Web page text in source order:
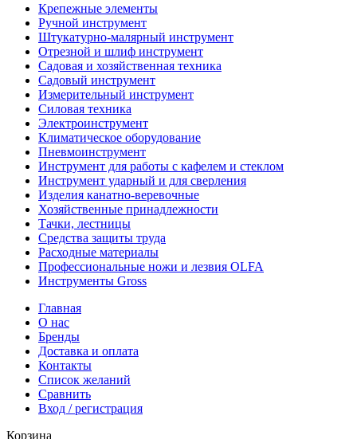
Крепежные элементы
Ручной инструмент
Штукатурно-малярный инструмент
Отрезной и шлиф инструмент
Садовая и хозяйственная техника
Садовый инструмент
Измерительный инструмент
Силовая техника
Электроинструмент
Климатическое оборудование
Пневмоинструмент
Инструмент для работы с кафелем и стеклом
Инструмент ударный и для сверления
Изделия канатно-веревочные
Хозяйственные принадлежности
Тачки, лестницы
Средства защиты труда
Расходные материалы
Профессиональные ножи и лезвия OLFA
Инструменты Gross
Главная
О нас
Бренды
Доставка и оплата
Контакты
Список желаний
Сравнить
Вход / регистрация
Корзина